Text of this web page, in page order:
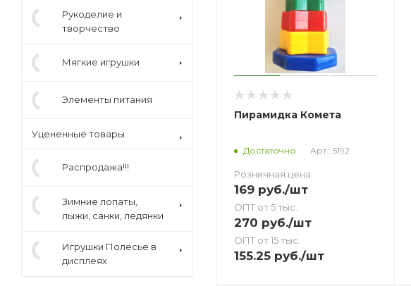
Пирамидка Комета
Достаточно Арт.: 5192
Розничная цена
169 руб./шт
ОПТ от 5 тыс.
270 руб./шт
ОПТ от 15 тыс.
155.25 руб./шт
Рукоделие и
творчество
Мягкие игрушки
Элементы питания
Уцененные товары
Распродажа!!!
Зимние лопаты,
лыжи, санки, ледянки
Игрушки Полесье в
дисплеях